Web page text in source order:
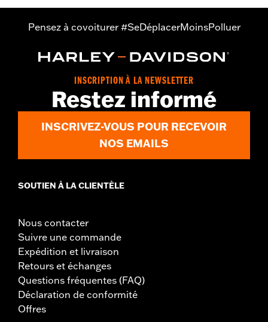
Largeur:23.1 Inches
Hauteur du pare-brise au-dessus du phare: 18.0
Unité de mesure de hauteur du pare-brise au-dessus du phare:
Hauteur totale du pare-brise: 23.4
Unité de mesure de hauteur totale du pare-brise:Pouces
Pensez à covoiturer #SeDéplacerMoinsPolluer
INSCRIPTION À LA NEWSLETTER
Restez informé
INSCRIVEZ-VOUS POUR RECEVOIR
NOS EMAILS
SOUTIEN À LA CLIENTÈLE
Nous contacter
Suivre une commande
Expédition et livraison
Retours et échanges
Questions fréquentes (FAQ)
Déclaration de conformité
Offres